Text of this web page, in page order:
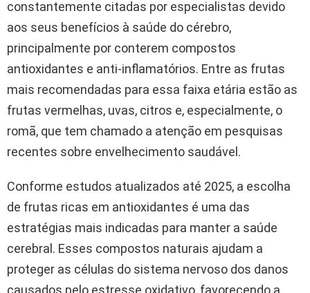
constantemente citadas por especialistas devido
aos seus benefícios à saúde do cérebro,
principalmente por conterem compostos
antioxidantes e anti-inflamatórios. Entre as frutas
mais recomendadas para essa faixa etária estão as
frutas vermelhas, uvas, citros e, especialmente, o
romã, que tem chamado a atenção em pesquisas
recentes sobre envelhecimento saudável.
Conforme estudos atualizados até 2025, a escolha
de frutas ricas em antioxidantes é uma das
estratégias mais indicadas para manter a saúde
cerebral. Esses compostos naturais ajudam a
proteger as células do sistema nervoso dos danos
causados pelo estresse oxidativo, favorecendo a